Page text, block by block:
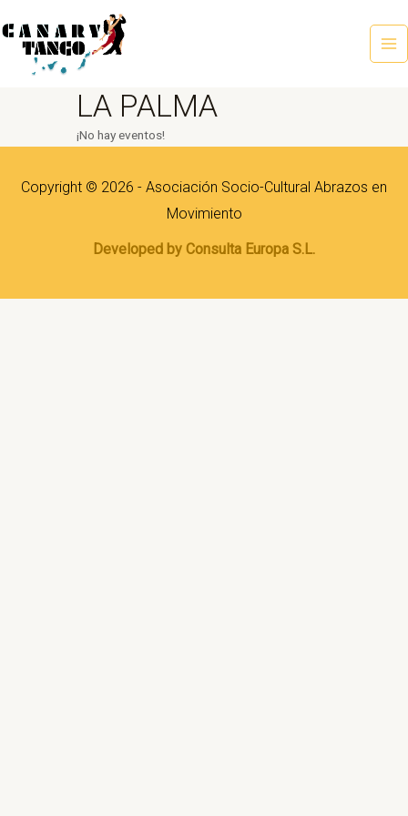
al
contenido
LA PALMA
¡No hay eventos!
Copyright © 2026 - Asociación Socio-Cultural Abrazos en
Movimiento
Developed by Consulta Europa S.L.